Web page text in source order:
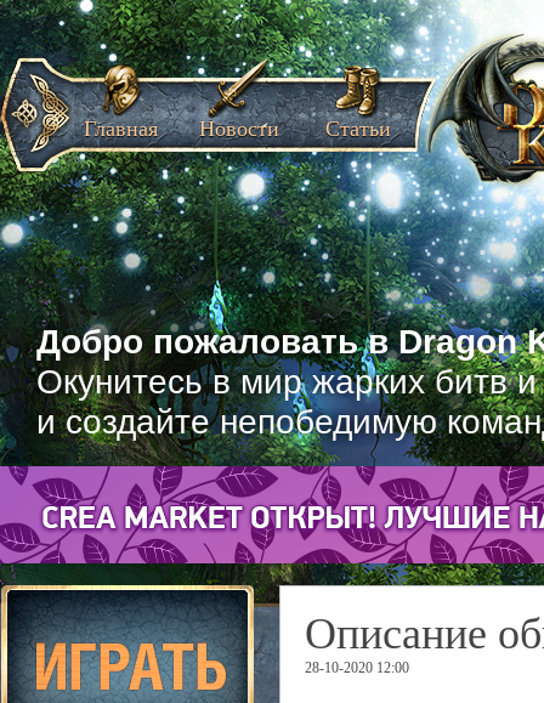
Добро пожаловать в Dragon
Окунитесь в мир жарких битв
и создайте непобедимую
Главная Новости Статьи
Описание
28-10-2020 12:00